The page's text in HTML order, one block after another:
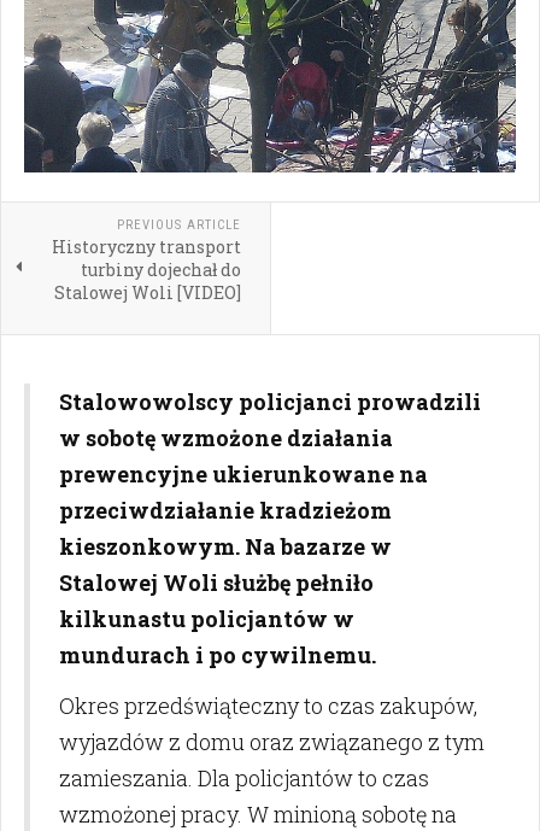
PREVIOUS ARTICLE
Historyczny transport
turbiny dojechał do
Stalowej Woli [VIDEO]
Stalowowolscy policjanci prowadzili
w sobotę wzmożone działania
prewencyjne ukierunkowane na
przeciwdziałanie kradzieżom
kieszonkowym. Na bazarze w
Stalowej Woli służbę pełniło
kilkunastu policjantów w
mundurach i po cywilnemu.
Okres przedświąteczny to czas zakupów,
wyjazdów z domu oraz związanego z tym
zamieszania. Dla policjantów to czas
wzmożonej pracy. W minioną sobotę na